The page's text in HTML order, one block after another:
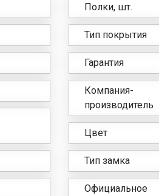
Полки, шт.
Тип покрытия
Гарантия
Компания-
производитель
Цвет
Тип замка
Официальное